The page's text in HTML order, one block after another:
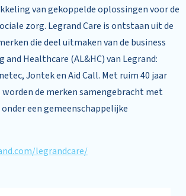
van gekoppelde oplossingen voor de
zorg. Legrand Care is ontstaan uit de
die deel uitmaken van de business
and Healthcare (AL&HC) van Legrand:
Jontek en Aid Call. Met ruim 40 jaar
worden de merken samengebracht met
een gemeenschappelijke
legrandcare/